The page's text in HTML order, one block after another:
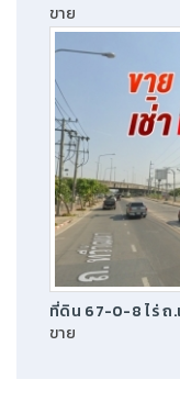
ขาย
ที่ดิน 67-0-8 ไร่ ถ
ขาย